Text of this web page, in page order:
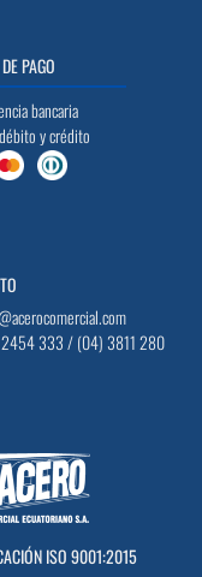
PAGO
bancaria
y crédito
333 / (04) 3811 280
ISO 9001:2015